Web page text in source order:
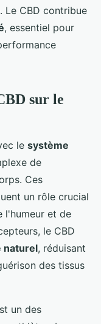
Le CBD contribue
, essentiel pour
sur le
le système
de
Ces
un rôle crucial
l'humeur et de
le CBD
naturel, réduisant
des tissus
un des